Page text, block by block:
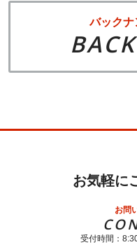
バックナ
お気軽に
お問
受付時間：